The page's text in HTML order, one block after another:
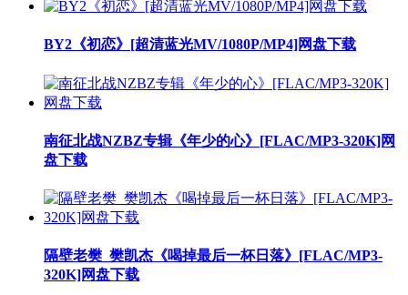
BY2《初恋》[超清蓝光MV/1080P/MP4]网盘下载
南征北战NZBZ专辑《年少的心》[FLAC/MP3-320K]网
盘下载
隔壁老樊_樊凯杰《喝掉最后一杯日落》[FLAC/MP3-
320K]网盘下载